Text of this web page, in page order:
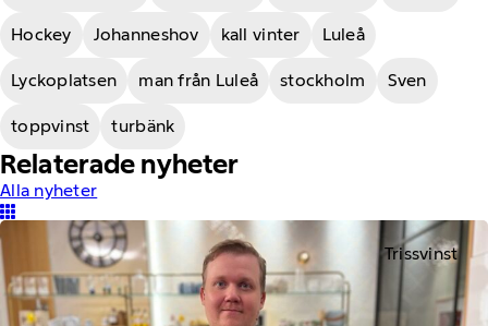
Hockey Johanneshov kall vinter Luleå
Lyckoplatsen man från Luleå stockholm Sven
toppvinst turbänk
Relaterade nyheter
Alla nyheter
Trissvinst